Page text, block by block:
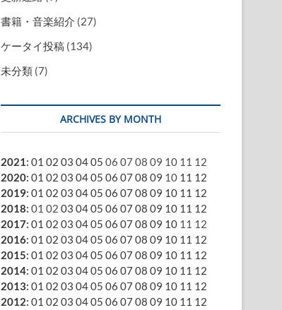
書籍・音楽紹介 (27)
ケータイ投稿 (134)
未分類 (7)
ARCHIVES BY MONTH
2021: 01 02 03 0405 06 07 08 09 10 11 12
2020: 01 02 03 0405 06 07 08 09 10 11 12
2019: 01 02 03 0405 06 07 08 09 10 11 12
2018: 01 02 03 0405 06 07 08 09 10 11 12
2017: 01 02 03 0405 06 07 08 09 10 11 12
2016: 01 02 03 0405 06 07 08 09 10 11 12
2015: 01 02 03 0405 06 07 08 09 10 11 12
2014: 01 02 03 0405 06 07 08 09 10 11 12
2013: 01 02 03 0405 06 07 08 09 10 11 12
2012: 01 02 03 0405 06 07 08 09 10 11 12